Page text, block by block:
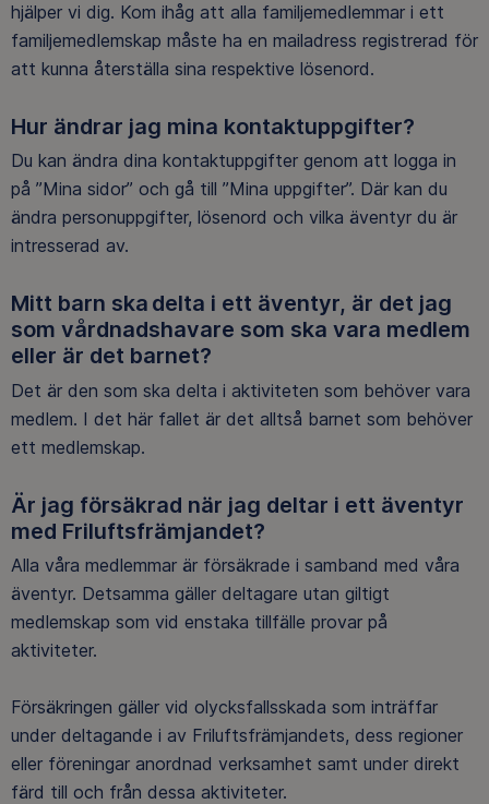
hjälper vi dig. Kom ihåg att alla familjemedlemmar i ett
familjemedlemskap måste ha en mailadress registrerad för
att kunna återställa sina respektive lösenord.
Hur ändrar jag mina kontaktuppgifter?
Du kan ändra dina kontaktuppgifter genom att logga in
på ”Mina sidor” och gå till ”Mina uppgifter”. Där kan du
ändra personuppgifter, lösenord och vilka äventyr du är
intresserad av.
Mitt barn ska delta i ett äventyr, är det jag
som vårdnadshavare som ska vara medlem
eller är det barnet?
Det är den som ska delta i aktiviteten som behöver vara
medlem. I det här fallet är det alltså barnet som behöver
ett medlemskap.
Är jag försäkrad när jag deltar i ett äventyr
med Friluftsfrämjandet?
Alla våra medlemmar är försäkrade i samband med våra
äventyr. Detsamma gäller deltagare utan giltigt
medlemskap som vid enstaka tillfälle provar på
aktiviteter.
Försäkringen gäller vid olycksfallsskada som inträffar
under deltagande i av Friluftsfrämjandets, dess regioner
eller föreningar anordnad verksamhet samt under direkt
färd till och från dessa aktiviteter.